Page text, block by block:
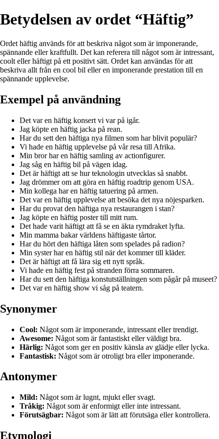
Betydelsen av ordet “Häftig”
Ordet häftig används för att beskriva något som är imponerande,
spännande eller kraftfullt. Det kan referera till något som är intressant,
coolt eller häftigt på ett positivt sätt. Ordet kan användas för att
beskriva allt från en cool bil eller en imponerande prestation till en
spännande upplevelse.
Exempel på användning
Det var en häftig konsert vi var på igår.
Jag köpte en häftig jacka på rean.
Har du sett den häftiga nya filmen som har blivit populär?
Vi hade en häftig upplevelse på vår resa till Afrika.
Min bror har en häftig samling av actionfigurer.
Jag såg en häftig bil på vägen idag.
Det är häftigt att se hur teknologin utvecklas så snabbt.
Jag drömmer om att göra en häftig roadtrip genom USA.
Min kollega har en häftig tatuering på armen.
Det var en häftig upplevelse att besöka det nya nöjesparken.
Har du provat den häftiga nya restaurangen i stan?
Jag köpte en häftig poster till mitt rum.
Det hade varit häftigt att få se en äkta rymdraket lyfta.
Min mamma bakar världens häftigaste tårtor.
Har du hört den häftiga låten som spelades på radion?
Min syster har en häftig stil när det kommer till kläder.
Det är häftigt att få lära sig ett nytt språk.
Vi hade en häftig fest på stranden förra sommaren.
Har du sett den häftiga konstutställningen som pågår på museet?
Det var en häftig show vi såg på teatern.
Synonymer
Cool: Något som är imponerande, intressant eller trendigt.
Awesome: Något som är fantastiskt eller väldigt bra.
Härlig: Något som ger en positiv känsla av glädje eller lycka.
Fantastisk: Något som är otroligt bra eller imponerande.
Antonymer
Mild: Något som är lugnt, mjukt eller svagt.
Tråkig: Något som är enformigt eller inte intressant.
Förutsägbar: Något som är lätt att förutsäga eller kontrollera.
Etymologi